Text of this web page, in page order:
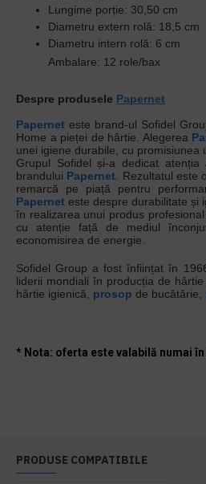
Lungime porție: 30,50 cm
Diametru extern rolă: 18,5 cm
Diametru intern rolă: 6 cm
Ambalare: 12 role/bax
Despre produsele Papernet
Papernet este brand-ul Sofidel
Home a pieței de hârtie. Alegerea
unei igiene durabile, cu promisiunea
Grupul Sofidel și-a dedicat atenția
brandului Papernet . Rezultatul
remarcă pe piață pentru
Papernet este despre durabilitate și
în realizarea unui produs
cu atenție față de mediul
economisirea de energie.
Sofidel Group a fost înființat în
liderii mondiali în producția de
hârtie igienică, prosop de bucătărie,
* Nota: oferta este valabilă numai
PRODUSE COMPATIBILE